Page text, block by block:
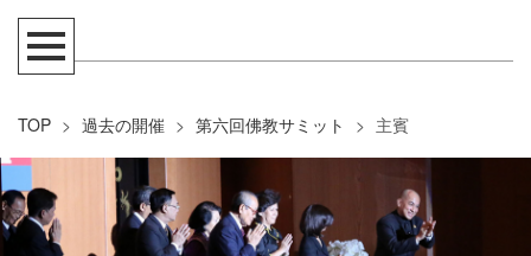
TOP > 過去の開催 > 第六回佛教サミット > 主賓